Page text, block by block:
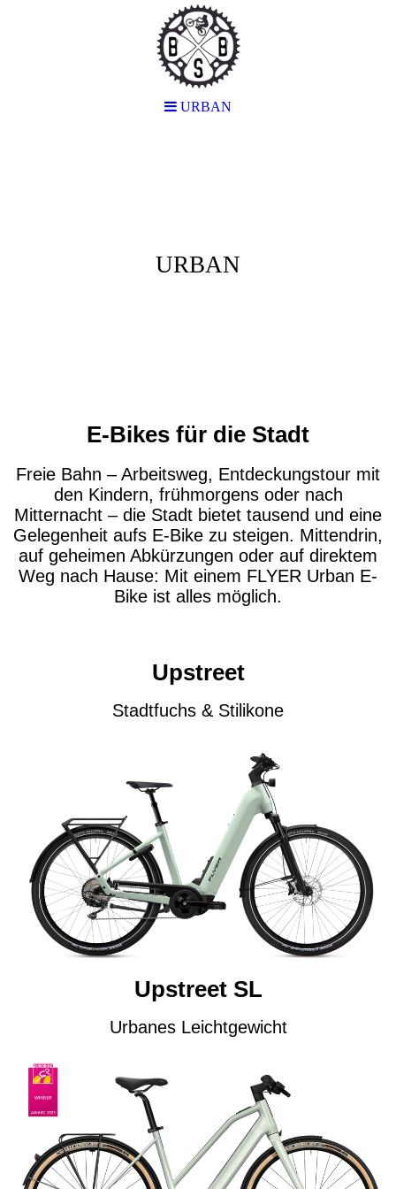
URBAN
E-Bikes für die Stadt
Freie Bahn – Arbeitsweg, Entdeckungstour mit
den Kindern, frühmorgens oder nach
Mitternacht – die Stadt bietet tausend und eine
Gelegenheit aufs E-Bike zu steigen. Mittendrin,
auf geheimen Abkürzungen oder auf direktem
Weg nach Hause: Mit einem FLYER Urban E-
Bike ist alles möglich.
Upstreet
Stadtfuchs & Stilikone
Upstreet SL
Urbanes Leichtgewicht
URBAN